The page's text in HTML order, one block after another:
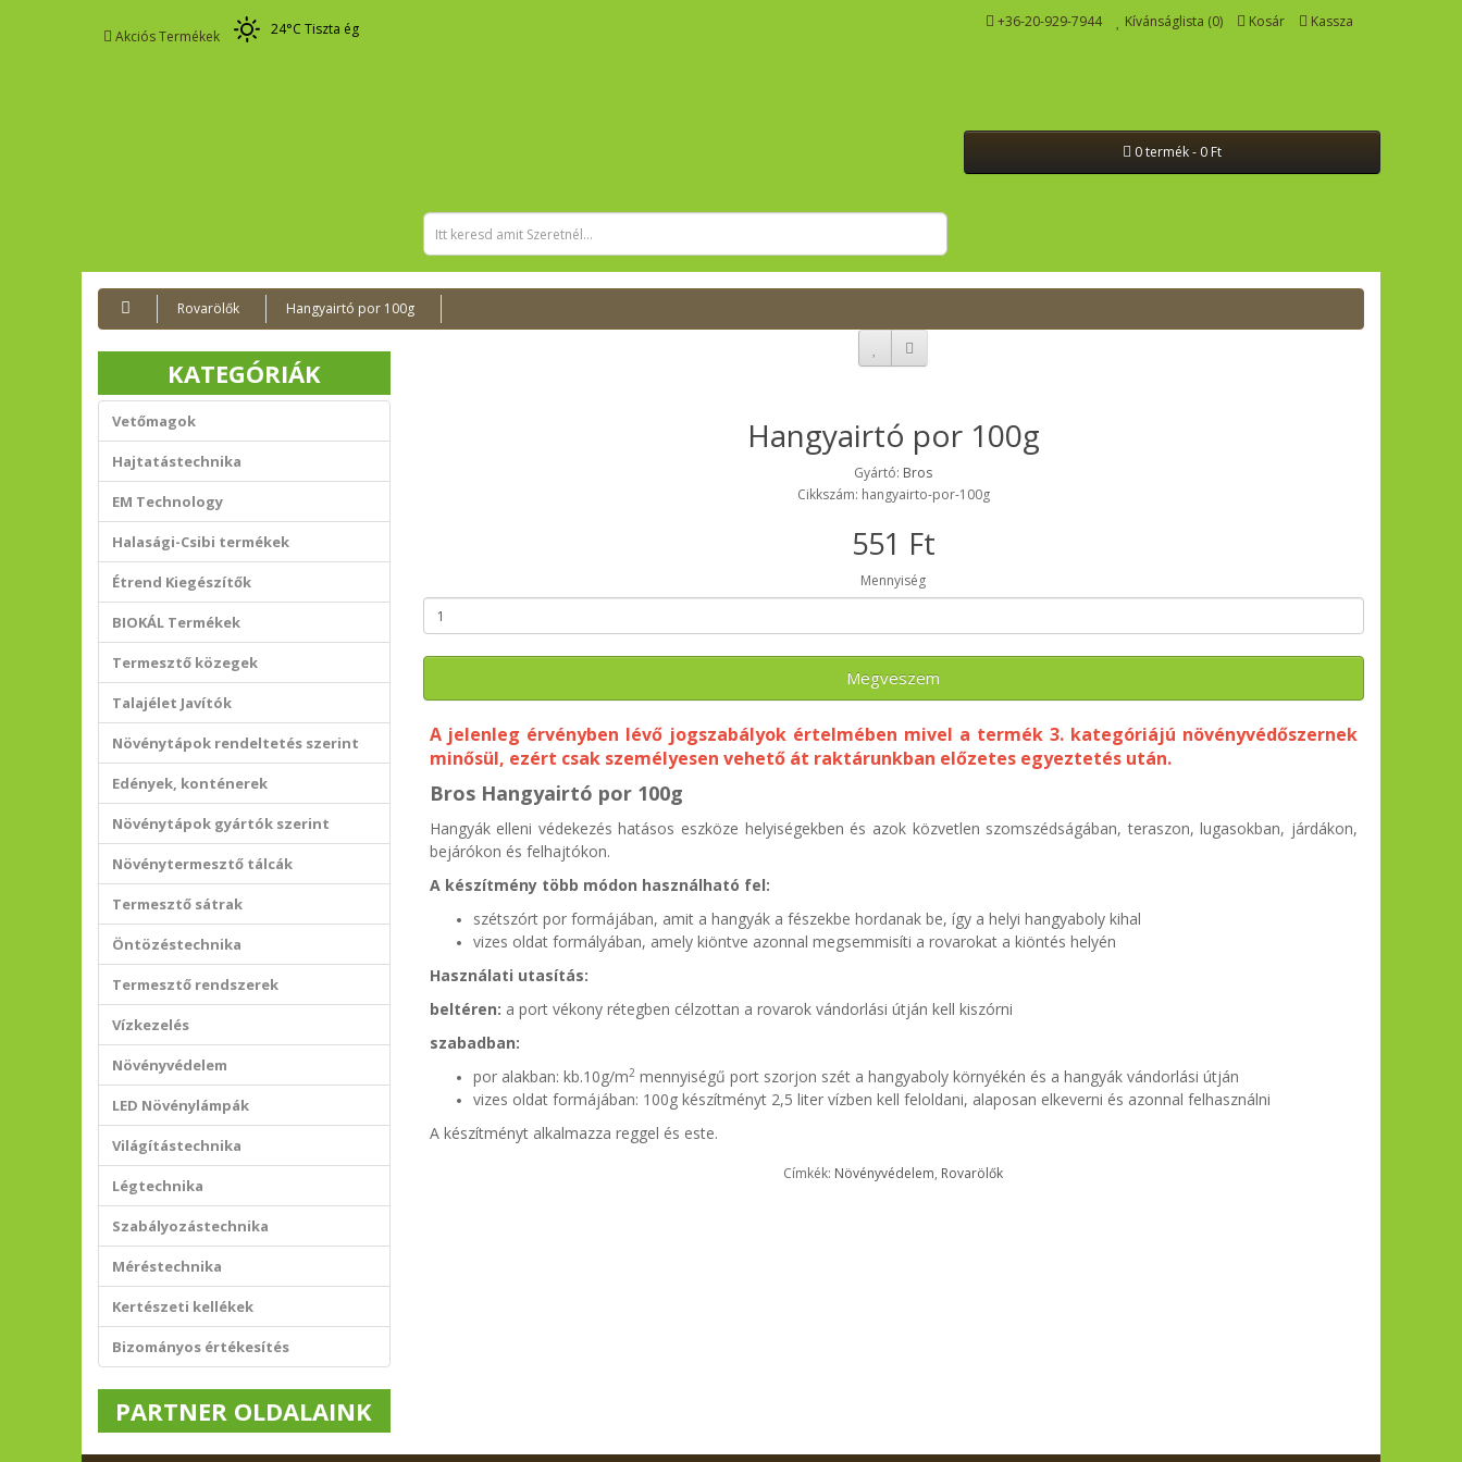
Akciós Termékek 24°C Tiszta ég +36-20-929-7944 Kívánságlista (0) Kosár Kassza
0 termék - 0 Ft
Rovarölők Hangyairtó por 100g
KATEGÓRIÁK
Vetőmagok
Hajtatástechnika
EM Technology
Halasági-Csibi termékek
Étrend Kiegészítők
BIOKÁL Termékek
Termesztő közegek
Talajélet Javítók
Növénytápok rendeltetés szerint
Edények, konténerek
Növénytápok gyártók szerint
Növénytermesztő tálcák
Termesztő sátrak
Öntözéstechnika
Termesztő rendszerek
Vízkezelés
Növényvédelem
LED Növénylámpák
Világítástechnika
Légtechnika
Szabályozástechnika
Méréstechnika
Kertészeti kellékek
Bizományos értékesítés
PARTNER OLDALAINK
Hangyairtó por 100g
Gyártó: Bros
Cikkszám: hangyairto-por-100g
551 Ft
Mennyiség
Megveszem
A jelenleg érvényben lévő jogszabályok értelmében mivel a termék 3. kategóriájú növényvédőszernek
minősül, ezért csak személyesen vehető át raktárunkban előzetes egyeztetés után.
Bros Hangyairtó por 100g
Hangyák elleni védekezés hatásos eszköze helyiségekben és azok közvetlen szomszédságában, teraszon, lugasokban, járdákon,
bejárókon és felhajtókon.
A készítmény több módon használható fel:
szétszórt por formájában, amit a hangyák a fészekbe hordanak be, így a helyi hangyaboly kihal
vizes oldat formályában, amely kiöntve azonnal megsemmisíti a rovarokat a kiöntés helyén
Használati utasítás:
beltéren: a port vékony rétegben célzottan a rovarok vándorlási útján kell kiszórni
szabadban:
por alakban: kb.10g/m2mennyiségű port szorjon szét a hangyaboly környékén és a hangyák vándorlási útján
vizes oldat formájában: 100g készítményt 2,5 liter vízben kell feloldani, alaposan elkeverni és azonnal felhasználni
A készítményt alkalmazza reggel és este.
Címkék: Növényvédelem, Rovarölők